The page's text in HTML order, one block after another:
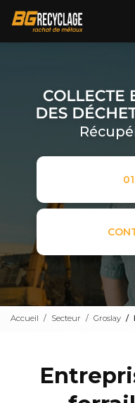
contenu
principal
Accueil Secteur Groslay